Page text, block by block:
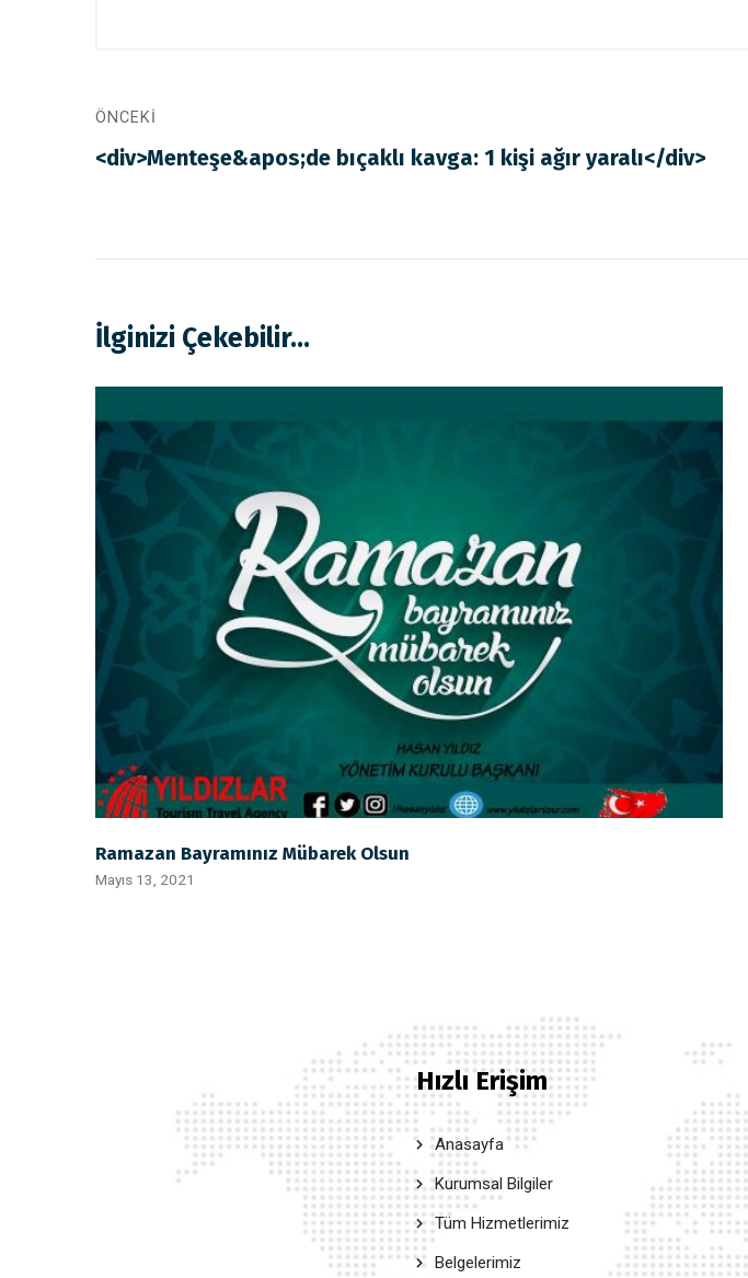
ÖNCEKI
<div>Menteşe&apos;de bıçaklı kavga: 1 kişi ağır yaralı</div>
İlginizi Çekebilir...
Ramazan Bayramınız Mübarek Olsun
Mayıs 13, 2021
Hızlı Erişim
Anasayfa
Kurumsal Bilgiler
Tüm Hizmetlerimiz
Belgelerimiz